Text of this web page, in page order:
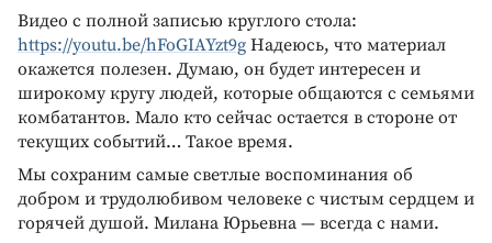
Видео с полной записью круглого стола:
https://youtu.be/hFoGIAYzt9g Надеюсь, что материал
окажется полезен. Думаю, он будет интересен и
широкому кругу людей, которые общаются с семьями
комбатантов. Мало кто сейчас остается в стороне от
текущих событий… Такое время.
Мы сохраним самые светлые воспоминания об
добром и трудолюбивом человеке с чистым сердцем и
горячей душой. Милана Юрьевна — всегда с нами.